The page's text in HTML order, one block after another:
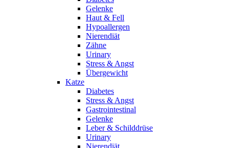
Gelenke
Haut & Fell
Hypoallergen
Nierendiät
Zähne
Urinary
Stress & Angst
Übergewicht
Katze
Diabetes
Stress & Angst
Gastrointestinal
Gelenke
Leber & Schilddrüse
Urinary
Nierendiät